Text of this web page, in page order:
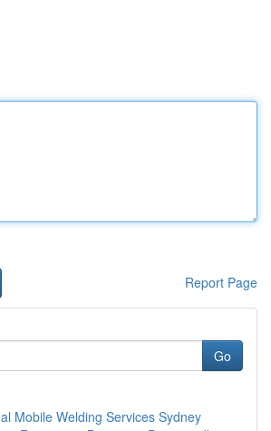
Report Page
Go
Mobile Welding Services Sydney